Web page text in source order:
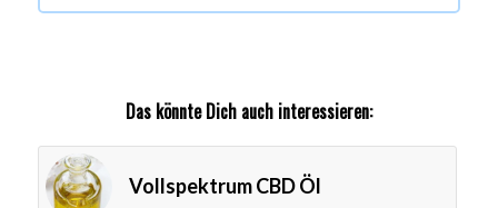
Das könnte Dich auch interessieren:
Vollspektrum CBD Öl